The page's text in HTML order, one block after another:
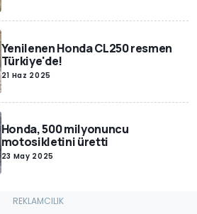
Yenilenen Honda CL250 resmen
Türkiye'de!
21 Haz 2025
Honda, 500 milyonuncu
motosikletini üretti
23 May 2025